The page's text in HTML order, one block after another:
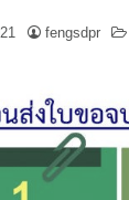
fengsdpr